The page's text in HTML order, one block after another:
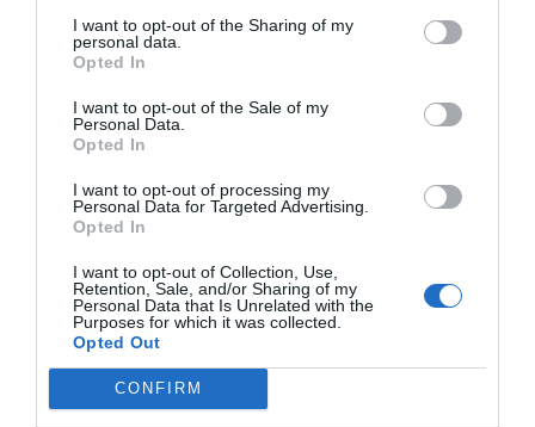
I want to opt-out of the Sharing of my
personal data.
Opted In
I want to opt-out of the Sale of my
Personal Data.
Opted In
I want to opt-out of processing my
Personal Data for Targeted Advertising.
Opted In
I want to opt-out of Collection, Use,
Retention, Sale, and/or Sharing of my
Personal Data that Is Unrelated with the
Purposes for which it was collected.
Opted Out
CONFIRM
por Hispanidad
Artículos anteriores
DIARIO DE LA CORRUPCIÓN SANCHISTA
Diario de la corrupción sanchista. Hazte
Oír se manifiesta delante de La Mareta:
“Pedro Sánchez es un criminal”
por Redacción
Artículos anteriores
Enormes minucias